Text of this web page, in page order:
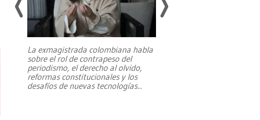
La exmagistrada colombiana habla
sobre el rol de contrapeso del
periodismo, el derecho al olvido,
reformas constitucionales y los
desafíos de nuevas tecnologías...